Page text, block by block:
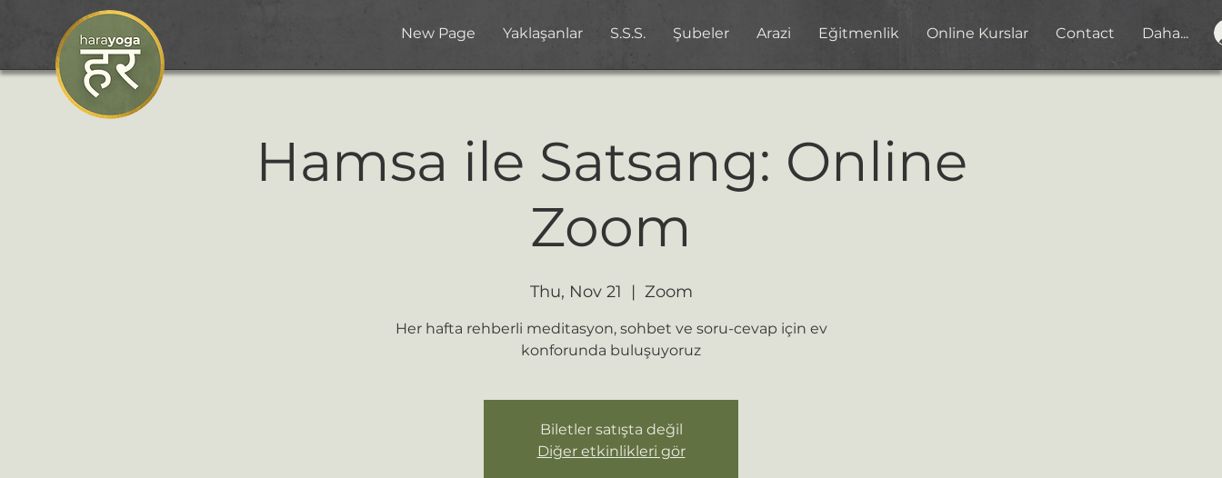
New Page Yaklaşanlar S.S.S. Şubeler Arazi Eğitmenlik Online Kurslar Contact Daha...
Hamsa ile Satsang: Online
Zoom
Thu, Nov 21
  |
Zoom
Her hafta rehberli meditasyon, sohbet ve soru-cevap için ev
konforunda buluşuyoruz
Biletler satışta değil
Diğer etkinlikleri gör